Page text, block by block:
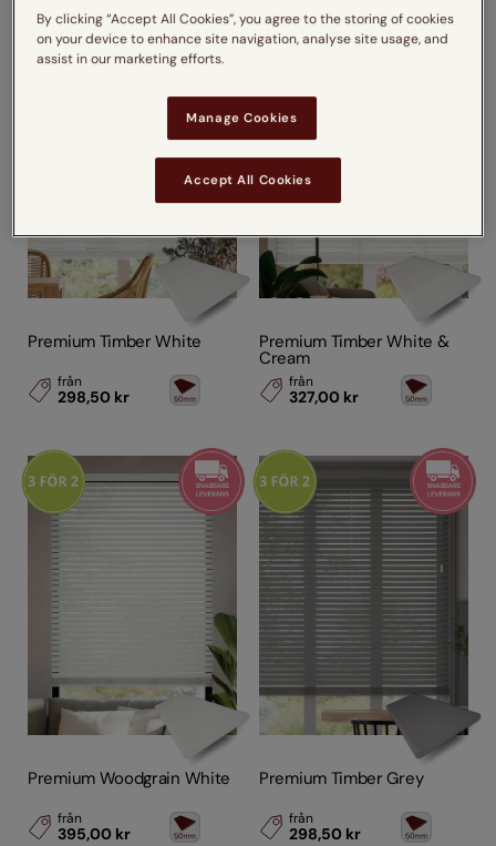
Premium Timber White
från
298,50 kr
Premium Timber White &
Cream
från
327,00 kr
Premium Woodgrain White
från
395,00 kr
Premium Timber Grey
från
298,50 kr
By clicking “Accept All Cookies”, you agree to the storing of cookies
on your device to enhance site navigation, analyse site usage, and
assist in our marketing efforts.
Manage Cookies
Accept All Cookies